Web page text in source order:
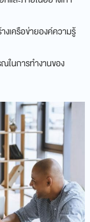
และภายในอย่างเท่า
เครือข่ายองค์ความรู้
ในการทำงานของ